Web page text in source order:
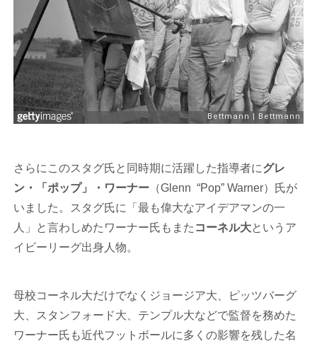
さらにこのスタグ氏と同時期に活躍した指導者にグレ
ン・「ポップ」・ワーナー （Glenn “Pop” Warner）氏が
いました。スタグ氏に「最も偉大なアイデアマンの一
人」と言わしめたワーナー氏もまた コーネル大というア
イビーリーグ出身人物。
母校コーネル大だけでなくジョージア大、ピッツバーグ
大、スタンフォード大、テンプル大などで監督を務めた
ワーナー氏も近代フットボールに多くの影響を残した名